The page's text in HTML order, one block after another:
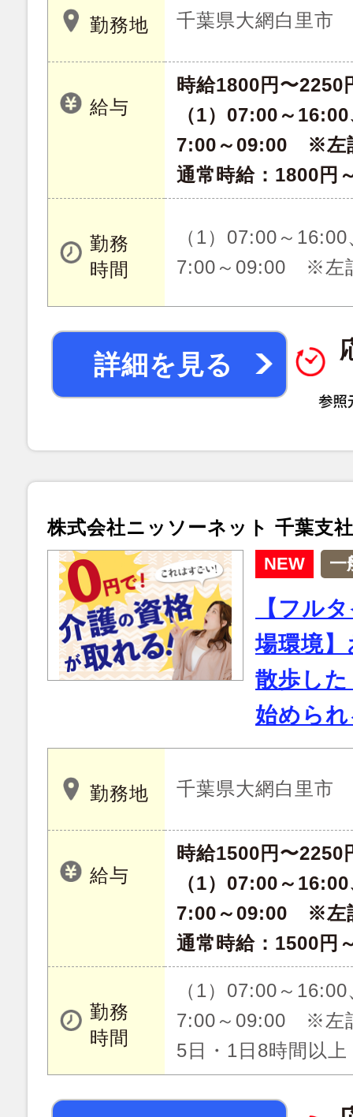
勤務地 千葉県大網白里市
給与
時給1800円〜2250
（1）07:00～
7:00～09:00 ※左
通常時給：1800円
勤務
時間
（1）07:00～
7:00～09:00 ※左
詳細を見る
株式会社ニッソーネット 千葉支社
NEW 一
【フル
場環境
散歩し
始めら
勤務地 千葉県大網白里市
給与
時給1500円〜2250
（1）07:00～
7:00～09:00 ※左
通常時給：1500円
勤務
時間
（1）07:00～
7:00～09:00 ※左
5日・1日8時間以上